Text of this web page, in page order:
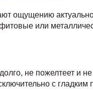
ощущению
или
не пожелтеет и не
с гладким